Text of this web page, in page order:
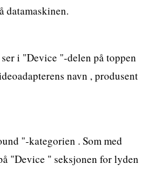
datamaskinen.
i "Device "-delen på toppen
navn , produsent
"-kategorien . Som med
"Device " seksjonen for lyden